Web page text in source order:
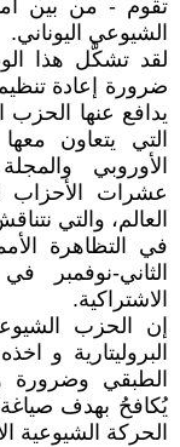
تقوم - من بين
الشيوعي اليوناني.
لقد تشكَّل هذا
ضرورة إعادة
يدافع عنها الحزب
التي يتعاون
الأوروبي
عشرات الأحزاب
العالم، والتي
في التظاهرة
الثاني-نوفمبر
الاشتراكية.
إن الحزب
البروليتارية و
الطبقي وضرورة
يُكافحُ بهدف
الحركة الشيوعية